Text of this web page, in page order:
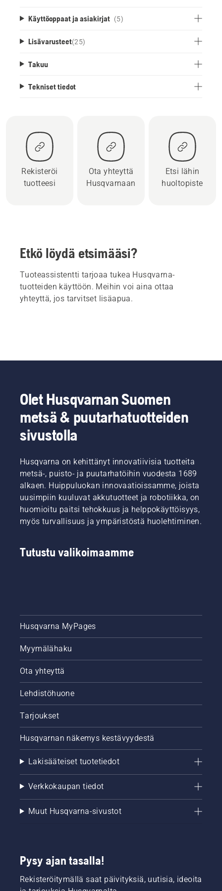
Käyttöoppaat ja asiakirjat (5)
Lisävarusteet(25)
Takuu
Tekniset tiedot
Rekisteröi
tuotteesi
Ota yhteyttä
Husqvarnaan
Etsi lähin
huoltopiste
Etkö löydä etsimääsi?
Tuoteassistentti tarjoaa tukea Husqvarna-
tuotteiden käyttöön. Meihin voi aina ottaa
yhteyttä, jos tarvitset lisäapua.
Olet Husqvarnan Suomen
metsä & puutarhatuotteiden
sivustolla
Husqvarna on kehittänyt innovatiivisia tuotteita
metsä-, puisto- ja puutarhatöihin vuodesta 1689
alkaen. Huippuluokan innovaatioissamme, joista
uusimpiin kuuluvat akkutuotteet ja robotiikka, on
huomioitu paitsi tehokkuus ja helppokäyttöisyys,
myös turvallisuus ja ympäristöstä huolehtiminen.
Tutustu valikoimaamme
Husqvarna MyPages
Myymälähaku
Ota yhteyttä
Lehdistöhuone
Tarjoukset
Husqvarnan näkemys kestävyydestä
Lakisääteiset tuotetiedot
Verkkokaupan tiedot
Muut Husqvarna-sivustot
Pysy ajan tasalla!
Rekisteröitymällä saat päivityksiä, uutisia, ideoita